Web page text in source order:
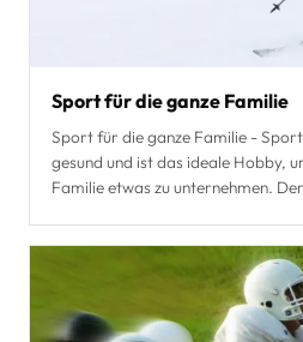
Sport für die ganze Familie
Sport für die ganze Familie -
gesund und ist das ideale Hobby,
Familie etwas zu unternehmen.